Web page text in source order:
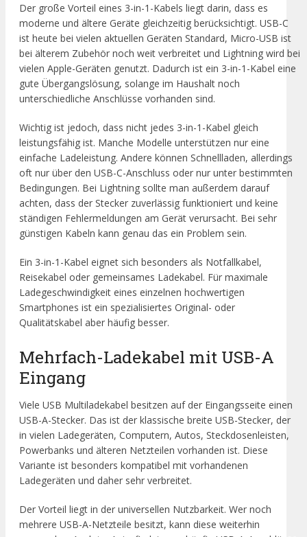
Der große Vorteil eines 3-in-1-Kabels liegt darin, dass es
moderne und ältere Geräte gleichzeitig berücksichtigt. USB-C
ist heute bei vielen aktuellen Geräten Standard, Micro-USB ist
bei älterem Zubehör noch weit verbreitet und Lightning wird bei
vielen Apple-Geräten genutzt. Dadurch ist ein 3-in-1-Kabel eine
gute Übergangslösung, solange im Haushalt noch
unterschiedliche Anschlüsse vorhanden sind.
Wichtig ist jedoch, dass nicht jedes 3-in-1-Kabel gleich
leistungsfähig ist. Manche Modelle unterstützen nur eine
einfache Ladeleistung. Andere können Schnellladen, allerdings
oft nur über den USB-C-Anschluss oder nur unter bestimmten
Bedingungen. Bei Lightning sollte man außerdem darauf
achten, dass der Stecker zuverlässig funktioniert und keine
ständigen Fehlermeldungen am Gerät verursacht. Bei sehr
günstigen Kabeln kann genau das ein Problem sein.
Ein 3-in-1-Kabel eignet sich besonders als Notfallkabel,
Reisekabel oder gemeinsames Ladekabel. Für maximale
Ladegeschwindigkeit eines einzelnen hochwertigen
Smartphones ist ein spezialisiertes Original- oder
Qualitätskabel aber häufig besser.
Mehrfach-Ladekabel mit USB-A
Eingang
Viele USB Multiladekabel besitzen auf der Eingangsseite einen
USB-A-Stecker. Das ist der klassische breite USB-Stecker, der
in vielen Ladegeräten, Computern, Autos, Steckdosenleisten,
Powerbanks und älteren Netzteilen vorhanden ist. Diese
Variante ist besonders kompatibel mit vorhandenen
Ladegeräten und daher sehr verbreitet.
Der Vorteil liegt in der universellen Nutzbarkeit. Wer noch
mehrere USB-A-Netzteile besitzt, kann diese weiterhin